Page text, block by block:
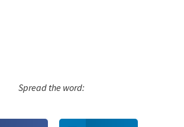
Spread the word: